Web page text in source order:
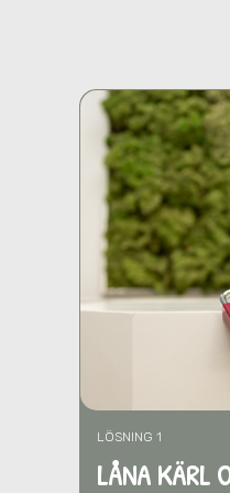
LÖSNING 1
LÅNA KÄRL